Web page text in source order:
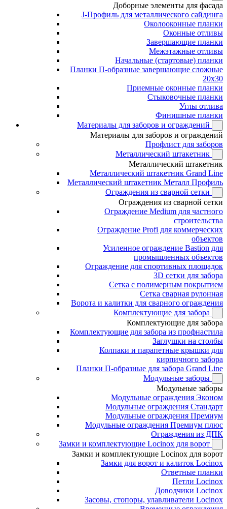
Доборные элементы для фасада
J-Профиль для металлического сайдинга
Околооконные планки
Оконные отливы
Завершающие планки
Межэтажные отливы
Начальные (стартовые) планки
Планки П-образные завершающие сложные
20x30
Приемные оконные планки
Стыковочные планки
Углы отлива
Финишные планки
Материалы для заборов и ограждений
Материалы для заборов и ограждений
Профлист для заборов
Металлический штакетник
Металлический штакетник
Металлический штакетник Grand Line
Металлический штакетник Металл Профиль
Ограждения из сварной сетки
Ограждения из сварной сетки
Ограждение Medium для частного
строительства
Ограждение Profi для коммерческих
объектов
Усиленное ограждение Bastion для
промышленных объектов
Ограждение для спортивных площадок
3D сетки для забора
Сетка с полимерным покрытием
Сетка сварная рулонная
Ворота и калитки для сварного ограждения
Комплектующие для забора
Комплектующие для забора
Комплектующие для забора из профнастила
Заглушки на столбы
Колпаки и парапетные крышки для
кирпичного забора
Планки П-образные для забора Grand Line
Модульные заборы
Модульные заборы
Модульные ограждения Эконом
Модульные ограждения Стандарт
Модульные ограждения Премиум
Модульные ограждения Премиум плюс
Ограждения из ДПК
Замки и комплектующие Locinox для ворот
Замки и комплектующие Locinox для ворот
Замки для ворот и калиток Locinox
Ответные планки
Петли Locinox
Доводчики Locinox
Засовы, стопоры, улавливатели Locinox